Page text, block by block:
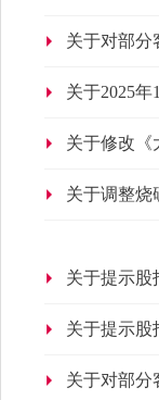
关于对部分
关于2025
关于修改《
关于调整烧
关于提示股
关于提示股
关于对部分